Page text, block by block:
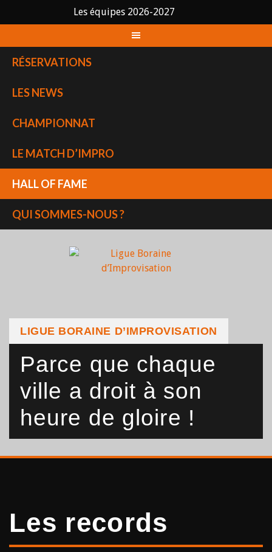
Les équipes 2026-2027
to
content
RÉSERVATIONS
LES NEWS
CHAMPIONNAT
LE MATCH D’IMPRO
HALL OF FAME
QUI SOMMES-NOUS ?
LIGUE BORAINE D’IMPROVISATION
Parce que chaque
ville a droit à son
heure de gloire !
Les records